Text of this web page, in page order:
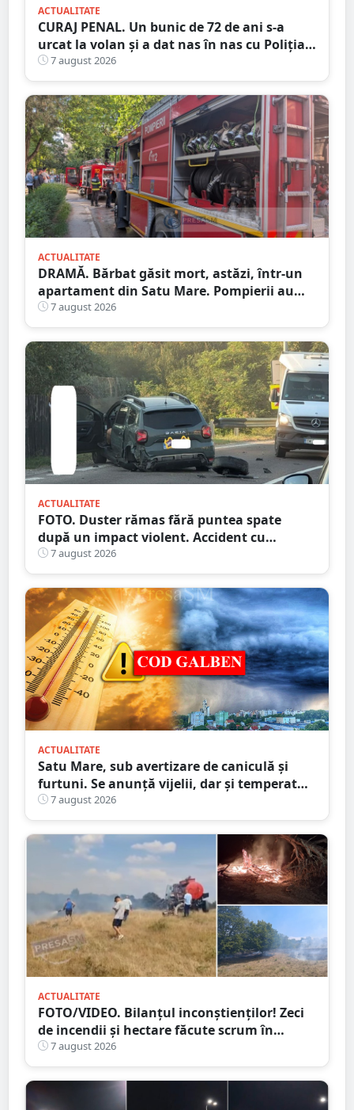
ACTUALITATE
CURAJ PENAL. Un bunic de 72 de ani s-a
urcat la volan și a dat nas în nas cu Poliția
Satu Mare
7 august 2026
ACTUALITATE
DRAMĂ. Bărbat găsit mort, astăzi, într-un
apartament din Satu Mare. Pompierii au
spart ușa
7 august 2026
ACTUALITATE
FOTO. Duster rămas fără puntea spate
după un impact violent. Accident cu
implicarea unei mașini din Satu Mare
7 august 2026
ACTUALITATE
Satu Mare, sub avertizare de caniculă și
furtuni. Se anunță vijelii, dar și temperaturi
ridicate. Avertizarea ANM
7 august 2026
ACTUALITATE
FOTO/VIDEO. Bilanțul inconștienților! Zeci
de incendii și hectare făcute scrum în
județul Satu Mare
7 august 2026